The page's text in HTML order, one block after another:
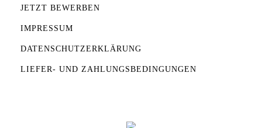
JETZT BEWERBEN
IMPRESSUM
DATENSCHUTZERKLÄRUNG
LIEFER- UND ZAHLUNGSBEDINGUNGEN